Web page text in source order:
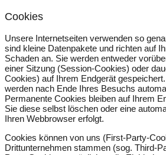
Cookies
Unsere Internetseiten verwenden so
sind kleine Datenpakete und richten auf
Schaden an. Sie werden entweder
einer Sitzung (Session-Cookies) oder
Cookies) auf Ihrem Endgerät
werden nach Ende Ihres Besuchs
Permanente Cookies bleiben auf Ihrem
Sie diese selbst löschen oder eine
Ihren Webbrowser erfolgt.
Cookies können von uns (First-Party-
Drittunternehmen stammen (sog. Third-